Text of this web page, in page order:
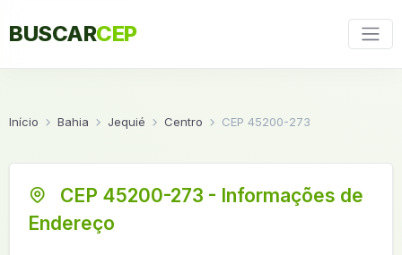
BUSCARCEP
Início Bahia Jequié Centro CEP 45200-273
CEP 45200-273 - Informações de
Endereço